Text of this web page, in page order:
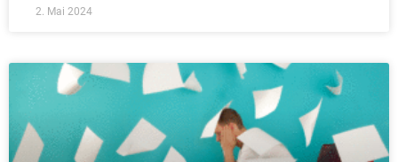
2. Mai 2024